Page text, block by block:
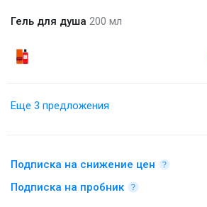
Гель для душа 200 мл
Еще 3 предложения
Подписка на снижение цен
Подписка на пробник